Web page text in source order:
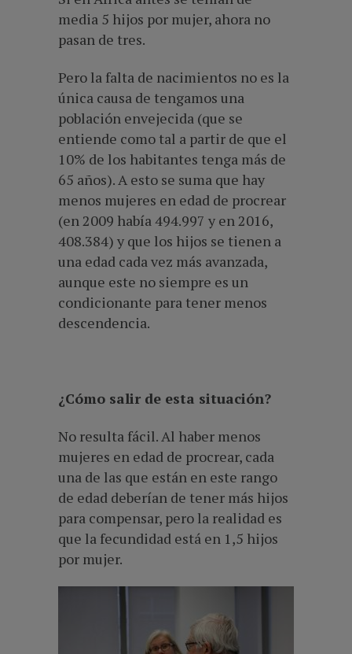
media 5 hijos por mujer, ahora no
pasan de tres.
Pero la falta de nacimientos no es la
única causa de tengamos una
población envejecida (que se
entiende como tal a partir de que el
10% de los habitantes tenga más de
65 años). A esto se suma que hay
menos mujeres en edad de procrear
(en 2009 había 494.997 y en 2016,
408.384) y que los hijos se tienen a
una edad cada vez más avanzada,
aunque este no siempre es un
condicionante para tener menos
descendencia.
¿Cómo salir de esta situación?
No resulta fácil. Al haber menos
mujeres en edad de procrear, cada
una de las que están en este rango
de edad deberían de tener más hijos
para compensar, pero la realidad es
que la fecundidad está en 1,5 hijos
por mujer.